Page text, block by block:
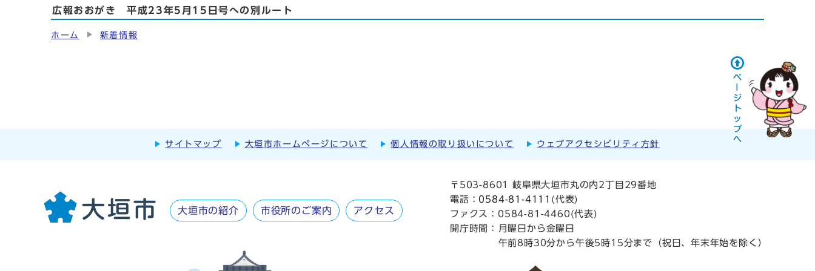
広報おおがき 平成23年5月15日号への別ルート
ホーム 新着情報
サイトマップ 大垣市ホームページについて 個人情報の取り扱いについて ウェブアクセシビリティ方針
大垣市の紹介 市役所のご案内 アクセス
〒503-8601 岐阜県大垣市丸の内2丁目29番地
電話：0584-81-4111 (代表)
ファクス：0584-81-4460(代表)
開庁時間： 月曜日から金曜日
午前8時30分から午後5時15分まで（祝日、年末年始を除く）